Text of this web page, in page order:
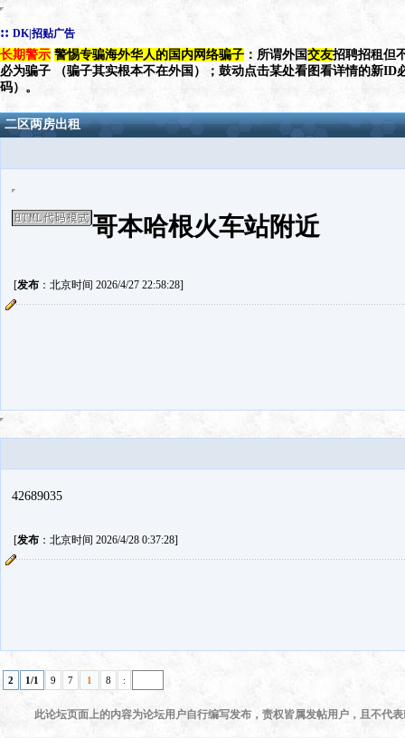
:: DK|招贴广告
长期警示 警惕专骗海外华人的国内网络骗子 ：所谓外国交友招聘招租但
必为骗子 （骗子其实根本不在外国）；鼓动点击某处看图看详情的新ID
码）。
二区两房出租
哥本哈根火车站附近
[发布：北京时间 2026/4/27 22:58:28]
42689035
[发布：北京时间 2026/4/28 0:37:28]
2 1/1 9 7 1 8 :
此论坛页面上的内容为论坛用户自行编写发布，责权皆属发帖用户，且不代